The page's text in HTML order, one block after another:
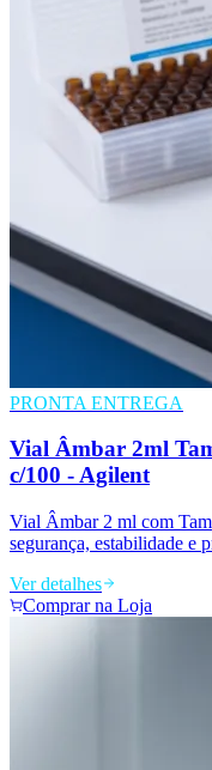
PRONTA ENTREGA
Vial Âmbar 2ml
c/100 - Agilent
Vial Âmbar 2 ml com
segurança, estabilidade e
Ver detalhes
Comprar na Loja